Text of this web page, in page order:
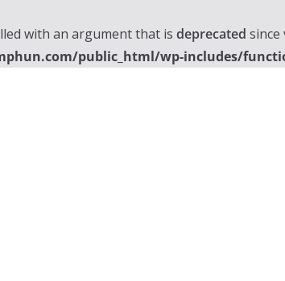
with an argument that is deprecated since
public_html/wp-includes/